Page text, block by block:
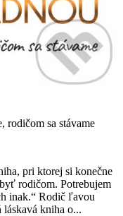
rodičom sa stávame
pri ktorej si konečne
rodičom. Potrebujem
inak.“ Rodič ľavou
láskavá kniha o...